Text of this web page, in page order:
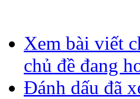
Xem bài viết
chủ đề đang
Đánh dấu đã